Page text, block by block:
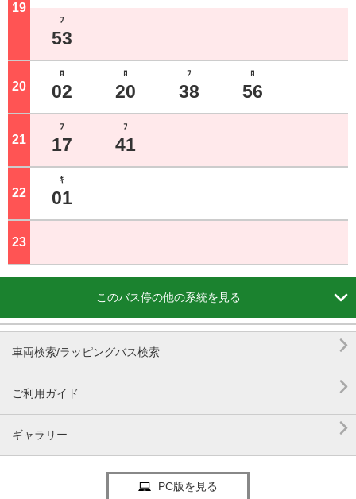
19
ﾌ
53
20
ﾛ
02
ﾛ
20
ﾌ
38
ﾛ
56
21
ﾌ
17
ﾌ
41
22
ｷ
01
23
このバス停の他の系統を見る 
車両検索/ラッピングバス検索 
ご利用ガイド 
ギャラリー 
PC版を見る